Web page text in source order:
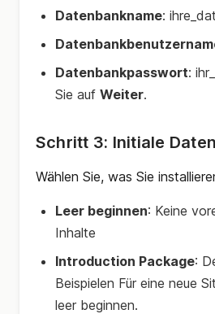
Datenbankname:
Datenbankpasswort:
Sie auf Weiter.
Schritt 3: Initiale Daten
Wählen Sie, was Sie
Leer beginnen: Keine
Inhalte
Introduction Package:
Beispielen Für eine neue
leer beginnen.